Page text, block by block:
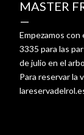
MASTER
Empezamos
3335 para las
de julio en el
Para reservar la